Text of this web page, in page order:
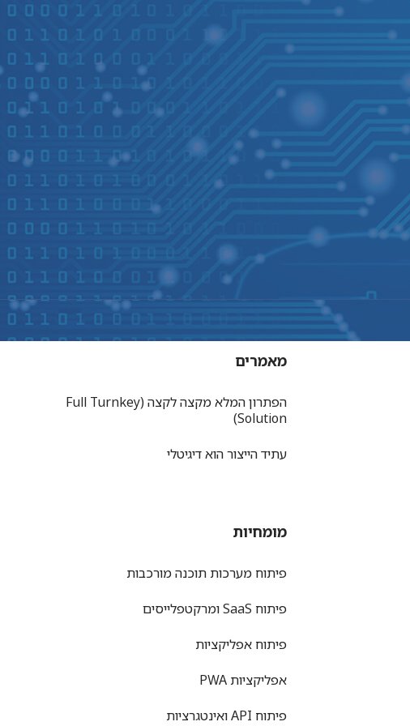
מאמרים
הפתרון המלא מקצה לקצה (Full Turnkey
Solution)
עתיד הייצור הוא דיגיטלי
מומחיות
פיתוח מערכות תוכנה מורכבות
פיתוח SaaS ומרקטפלייסים
פיתוח אפליקציות
אפליקציות PWA
פיתוח API ואינטגרציות